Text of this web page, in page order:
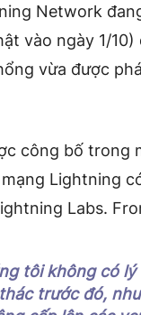
Network
vào ngày 1/
vừa được
công bố trong
Lightning
Labs.
tôi không có
trước đó,